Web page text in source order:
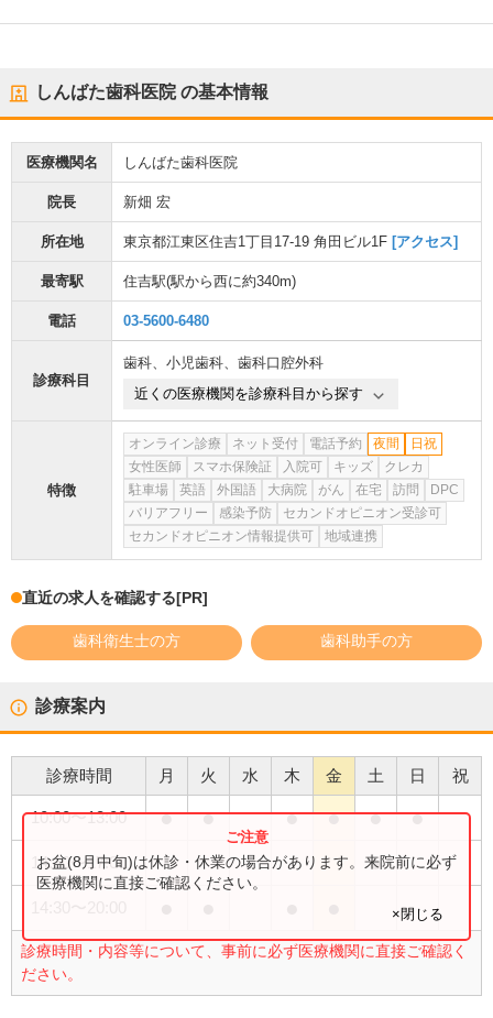
しんばた歯科医院の基本情報
医療機関名 しんばた歯科医院
院長 新畑 宏
所在地 東京都江東区住吉1丁目17-19 角田ビル1F [アクセス]
最寄駅 住吉駅(駅から西に約340m)
電話 03-5600-6480
診療科目
歯科、 小児歯科、 歯科口腔外科
近くの医療機関を診療科目から探す
特徴
オンライン診療 ネット受付 電話予約 夜間
日祝
女性医師
スマホ保険証 入院可 キッズ
クレカ
駐車場
英語 外国語 大病院 がん 在宅 訪問
DPC
バリアフリー
感染予防
セカンドオピニオン受診可
セカンドオピニオン情報提供可
地域連携
直近の求人を確認する[PR]
歯科衛生士の方 歯科助手の方
診療案内
診療時間 月 火 水 木 金 土 日 祝
10:00〜13:00 ● ● ● ● ● ●
14:30〜17:00 ●
診療時間・内容等について、事前に必ず医療機関に直接ご確認く
ださい。
お盆(8月中旬)は休診・休業の場合があります。来院前に必ず
医療機関に直接ご確認ください。
×閉じる